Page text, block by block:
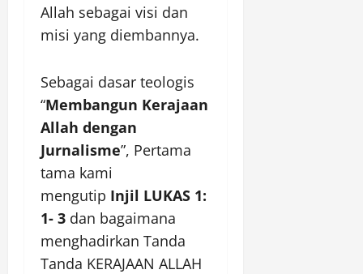
Allah sebagai visi dan
misi yang diembannya.
Sebagai dasar teologis
“Membangun Kerajaan
Allah dengan
Jurnalisme”, Pertama
tama kami
mengutip Injil LUKAS 1:
1- 3 dan bagaimana
menghadirkan Tanda
Tanda KERAJAAN ALLAH